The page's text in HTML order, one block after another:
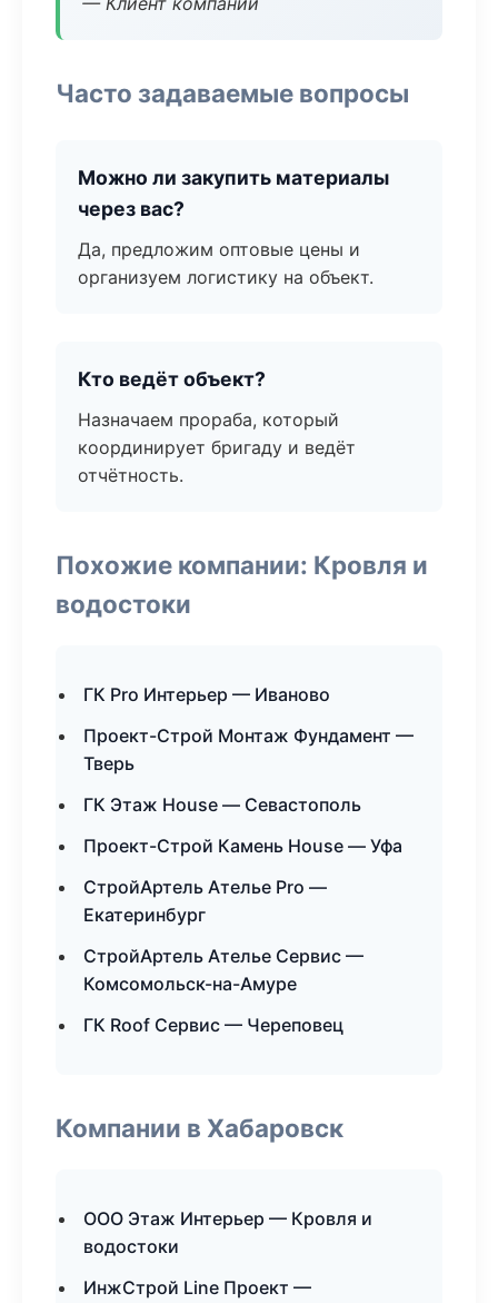
Часто задаваемые вопросы
Можно ли закупить материалы
через вас?
Да, предложим оптовые цены и
организуем логистику на объект.
Кто ведёт объект?
Назначаем прораба, который
координирует бригаду и ведёт
отчётность.
Похожие компании: Кровля и
водостоки
ГК Pro Интерьер — Иваново
Проект-Строй Монтаж Фундамент —
Тверь
ГК Этаж House — Севастополь
Проект-Строй Камень House — Уфа
СтройАртель Ателье Pro —
Екатеринбург
СтройАртель Ателье Сервис —
Комсомольск-на-Амуре
ГК Roof Сервис — Череповец
Компании в Хабаровск
ООО Этаж Интерьер — Кровля и
водостоки
ИнжСтрой Line Проект —